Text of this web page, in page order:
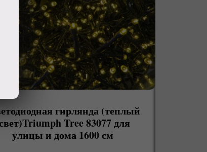
гирлянда (теплый
Tree 83077 для
улицы и дома 1600 см